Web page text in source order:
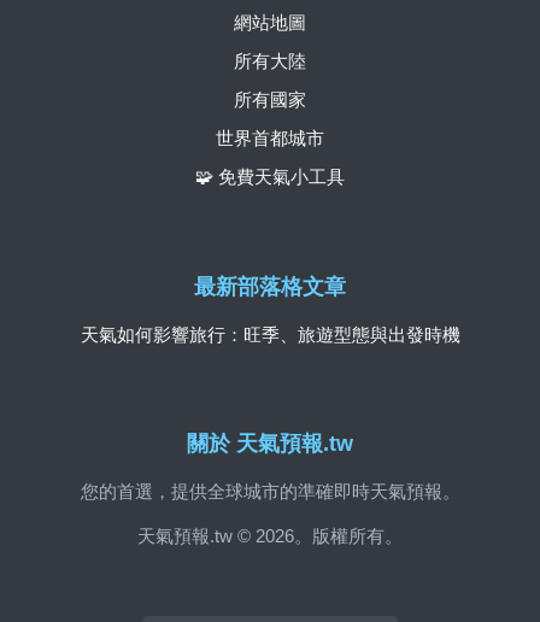
關於 天氣預報.tw
您的首選，提供全球城市的準確即時天氣預報。
天氣預報.tw © 2026。版權所有。
網站地圖
所有大陸
所有國家
世界首都城市
🧩 免費天氣小工具
最新部落格文章
天氣如何影響旅行：旺季、旅遊型態與出發時機